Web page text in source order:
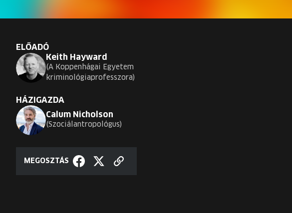
ELŐADÓ
Keith Hayward
A Koppenhágai Egyetem
kriminológiaprofesszora
HÁZIGAZDA
Calum Nicholson
Szociálantropológus
MEGOSZTÁS